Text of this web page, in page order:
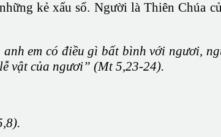
kẻ xấu số. Người là Thiên Chúa
em có điều gì bất bình với ngươi,
vật của ngươi” (Mt 5,23-24).